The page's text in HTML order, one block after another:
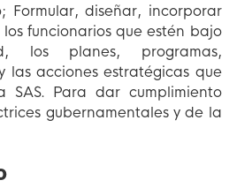
Formular, diseñar, incorporar
funcionarios que estén bajo
los planes, programas,
las acciones estratégicas que
SAS. Para dar cumplimiento
gubernamentales y de la